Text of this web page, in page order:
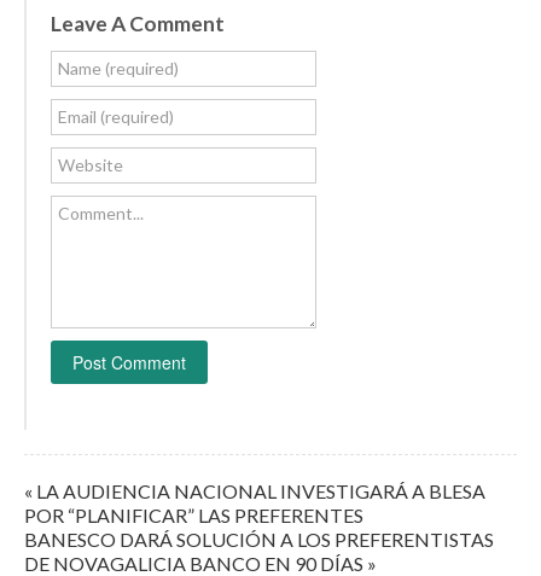
Leave A Comment
Name (required)
Email (required)
Website
Comment...
« LA AUDIENCIA NACIONAL INVESTIGARÁ A BLESA
POR “PLANIFICAR” LAS PREFERENTES
BANESCO DARÁ SOLUCIÓN A LOS PREFERENTISTAS
DE NOVAGALICIA BANCO EN 90 DÍAS »